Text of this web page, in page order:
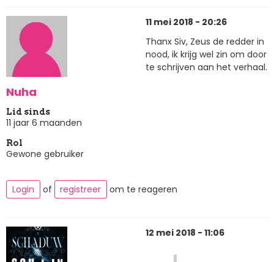
Nuha
Lid sinds
11 jaar 6 maanden
Rol
Gewone gebruiker
11 mei 2018 - 20:26
Thanx Siv, Zeus de redder in
nood, ik krijg wel zin om door
te schrijven aan het verhaal.
Login of registreer om te reageren
12 mei 2018 - 11:06